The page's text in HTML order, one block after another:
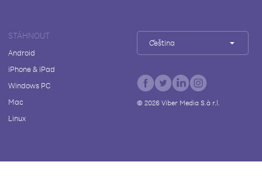
STÁHNOUT
Android
iPhone & iPad
Windows PC
Mac
Linux
Čeština
© 2026Viber Media S.à r.l.